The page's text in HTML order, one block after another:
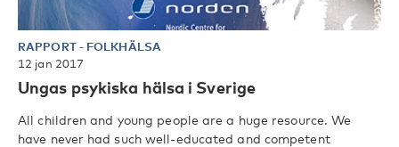
RAPPORT- FOLKHÄLSA
12 jan 2017
Ungas psykiska hälsa i Sverige
All children and young people are a huge resource. We
have never had such well-educated and competent